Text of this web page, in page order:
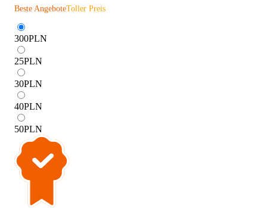
Beste AngeboteToller Preis
300PLN
25PLN
30PLN
40PLN
50PLN